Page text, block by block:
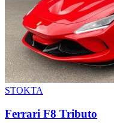
STOKTA
Ferrari F8 Tributo